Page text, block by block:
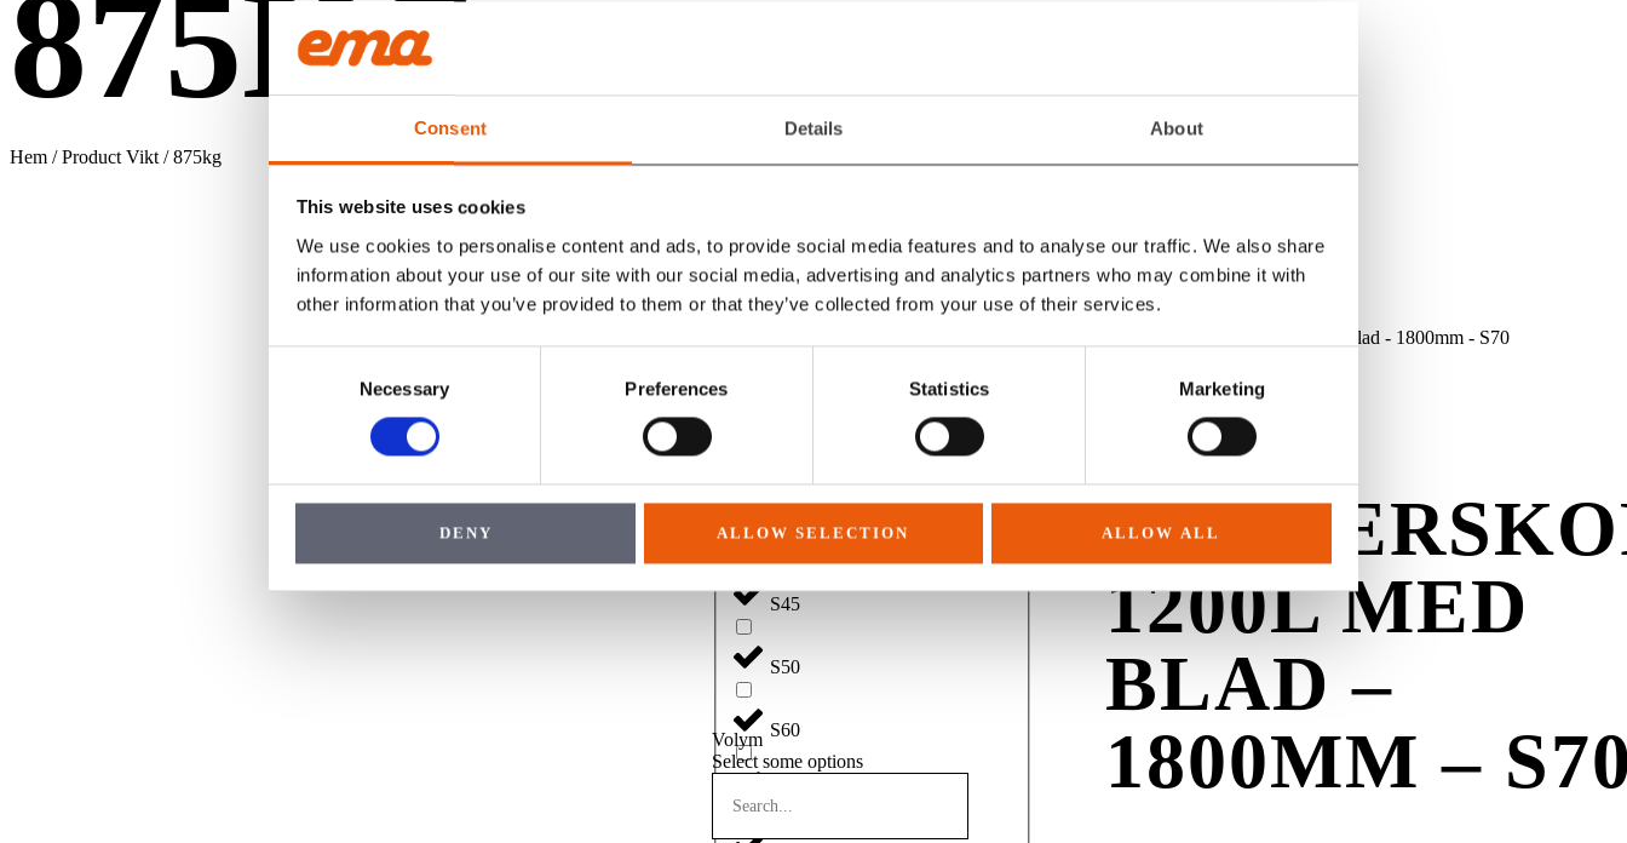
Consent Details About
This website uses cookies
We use cookies to personalise content and ads, to provide social media features and to analyse our traffic. We also share
information about your use of our site with our social media, advertising and analytics partners who may combine it with
other information that you’ve provided to them or that they’ve collected from your use of their services.
Necessary Preferences Statistics Marketing
DENY ALLOW SELECTION ALLOW ALL
875KG
Hem / Product Vikt / 875kg
Select some options
S40
S45
S50
S60
Volym
Select some options
Visar alla 2 resultat
HD
1200L MED
BLAD –
1800MM –